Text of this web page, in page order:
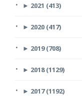
► 2021 (413)
► 2020 (417)
► 2019 (708)
► 2018 (1129)
► 2017 (1192)